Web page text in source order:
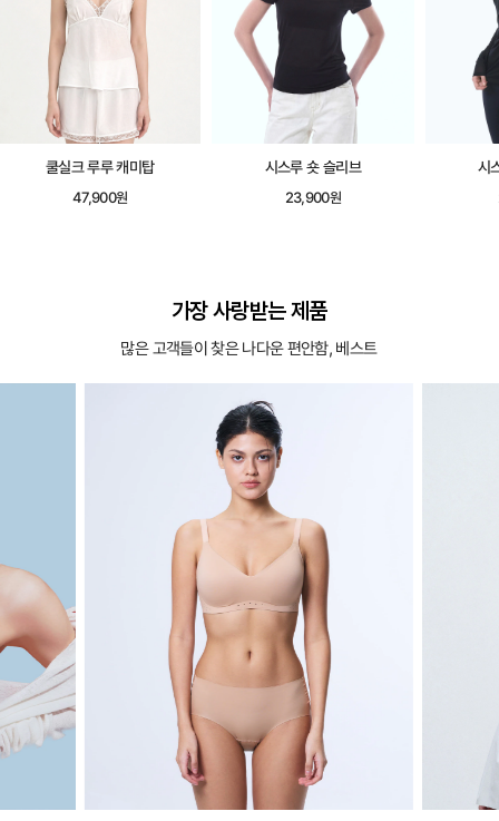
쿨실크 루루 캐미탑
47,900원
시스루 숏 슬리브
23,900원
시
가장 사랑받는 제품
많은 고객들이 찾은 나다운 편안함, 베스트